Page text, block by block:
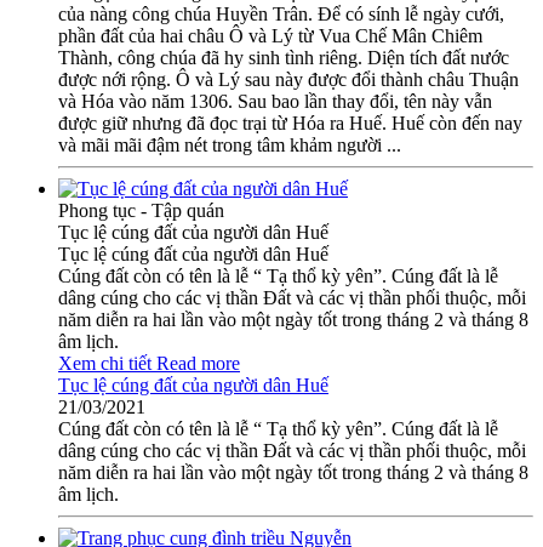
của nàng công chúa Huyền Trân. Để có sính lễ ngày cưới,
phần đất của hai châu Ô và Lý từ Vua Chế Mân Chiêm
Thành, công chúa đã hy sinh tình riêng. Diện tích đất nước
được nới rộng. Ô và Lý sau này được đổi thành châu Thuận
và Hóa vào năm 1306. Sau bao lần thay đổi, tên này vẫn
được giữ nhưng đã đọc trại từ Hóa ra Huế. Huế còn đến nay
và mãi mãi đậm nét trong tâm khảm người ...
Phong tục - Tập quán
Tục lệ cúng đất của người dân Huế
Tục lệ cúng đất của người dân Huế
Cúng đất còn có tên là lễ “ Tạ thổ kỳ yên”. Cúng đất là lễ
dâng cúng cho các vị thần Đất và các vị thần phối thuộc, mỗi
năm diễn ra hai lần vào một ngày tốt trong tháng 2 và tháng 8
âm lịch.
Xem chi tiết Read more
Tục lệ cúng đất của người dân Huế
21/03/2021
Cúng đất còn có tên là lễ “ Tạ thổ kỳ yên”. Cúng đất là lễ
dâng cúng cho các vị thần Đất và các vị thần phối thuộc, mỗi
năm diễn ra hai lần vào một ngày tốt trong tháng 2 và tháng 8
âm lịch.